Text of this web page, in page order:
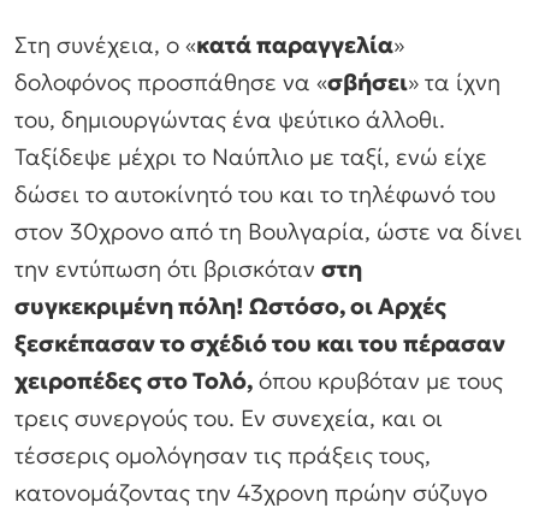
Στη συνέχεια, ο «κατά παραγγελία»
δολοφόνος προσπάθησε να «σβήσει» τα ίχνη
του, δημιουργώντας ένα ψεύτικο άλλοθι.
Ταξίδεψε μέχρι το Ναύπλιο με ταξί, ενώ είχε
δώσει το αυτοκίνητό του και το τηλέφωνό του
στον 30χρονο από τη Βουλγαρία, ώστε να δίνει
την εντύπωση ότι βρισκόταν στη
συγκεκριμένη πόλη! Ωστόσο, οι Αρχές
ξεσκέπασαν το σχέδιό του και του πέρασαν
χειροπέδες στο Τολό, όπου κρυβόταν με τους
τρεις συνεργούς του. Εν συνεχεία, και οι
τέσσερις ομολόγησαν τις πράξεις τους,
κατονομάζοντας την 43χρονη πρώην σύζυγο